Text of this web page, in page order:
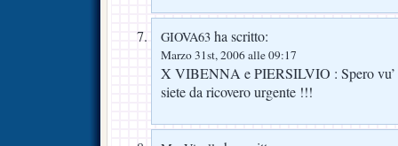
GIOVA63 ha scritto:
Marzo 31st, 2006 alle 09:17
X VIBENNA e PIERSILVIO : Spero
siete da ricovero urgente !!!